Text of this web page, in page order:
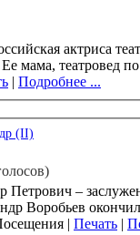
актриса
Николая Николаевича Волкова (мл.). Ее
| Подробнее ...
(II)
Петрович –
| Печать |